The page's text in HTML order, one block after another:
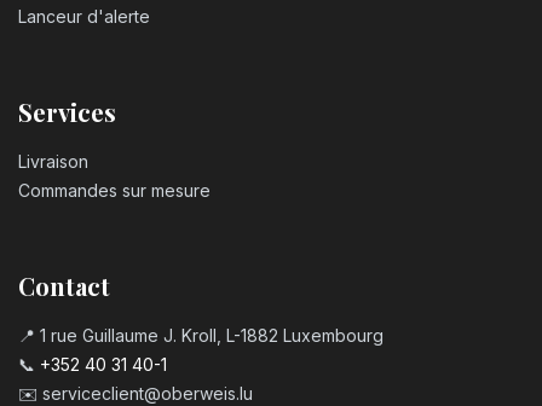
Lanceur d'alerte
Services
Livraison
Commandes sur mesure
Contact
📍 1 rue Guillaume J. Kroll, L-1882 Luxembourg
📞 +352 40 31 40-1
✉️ serviceclient@oberweis.lu